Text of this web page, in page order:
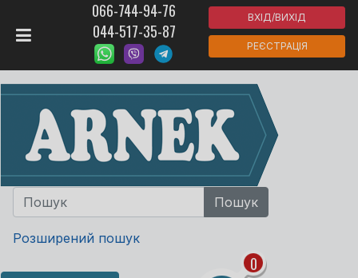
066-744-94-76
044-517-35-87
ВХІД/ВИХІД
РЕЄСТРАЦІЯ
Розширений пошук
0